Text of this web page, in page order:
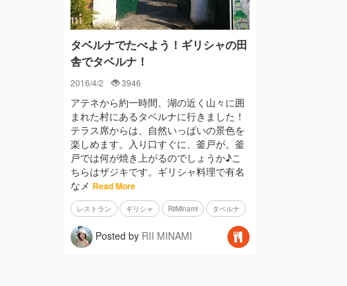
タベルナでたべよう！ギリシャの田
舎でタベルナ！
2016/4/2 3946
アテネから約一時間、湖の近く山々に囲
まれた村にあるタベルナに行きました！
テラス席からは、自然いっぱいの景色を
楽しめます。入り口すぐに、釜戸が。釜
戸では何が焼き上がるのでしょうか♪こ
ちらはザジキです。ギリシャ料理で有名
なメ Read More
レストラン ギリシャ RiiMinami タベルナ
Posted by RII MINAMI